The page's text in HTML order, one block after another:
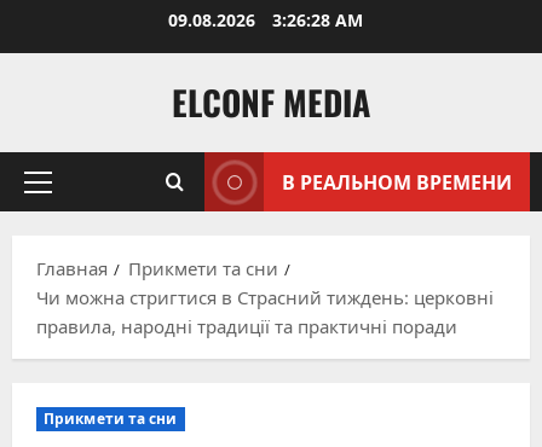
09.08.2026 3:26:30 AM
ELCONF MEDIA
Основное
В РЕАЛЬНОМ ВРЕМЕНИ
Главная
Прикмети та сни
Чи можна стригтися в Страсний тиждень: церковні
правила, народні традиції та практичні поради
Прикмети та сни